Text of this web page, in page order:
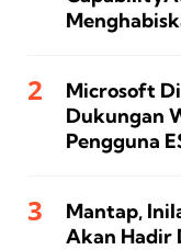
Microsoft
Dukungan
Pengguna
Mantap,
Akan Hadir